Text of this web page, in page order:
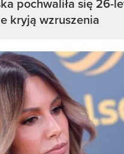
pochwaliła się 26-
kryją wzruszenia